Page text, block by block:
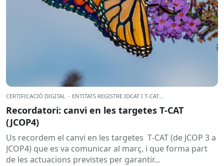
CERTIFICACIÓ DIGITAL · ENTITATS REGISTRE IDCAT I T-CAT...
Recordatori: canvi en les targetes T‑CAT
(JCOP4)
Us recordem el canvi en les targetes T‑CAT (de JCOP 3 a
JCOP4) que es va comunicar al març, i que forma part
de les actuacions previstes per garantir...